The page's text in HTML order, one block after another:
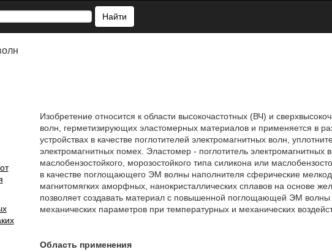
Найти
Изобретение относится к области высокочастотных (ВЧ) и
волн, герметизирующих эластомерных материалов и применяется в
устройствах в качестве поглотителей электромагнитных волн,
электромагнитных помех. Эластомер - поглотитель электромагнитных
маслобензостойкого, морозостойкого типа силикона или
в качестве поглощающего ЭМ волны наполнителя сферические
магнитомягких аморфных, нанокристаллических сплавов на основе
позволяет создавать материал с повышенной поглощающей ЭМ
механических параметров при температурных и механических
Область применения